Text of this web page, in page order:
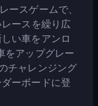
ースゲームで、
ースを繰り広
い車をアンロ
をアップグレー
チャレンジング
ーボードに登